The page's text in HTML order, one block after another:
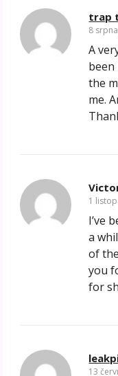
trap
8
A
the
me.
1
I’ve
a
of
you
for
13